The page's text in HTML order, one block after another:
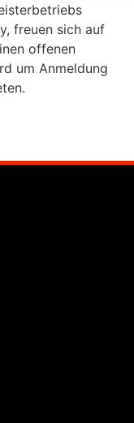
freuen sich auf
offenen
um Anmeldung